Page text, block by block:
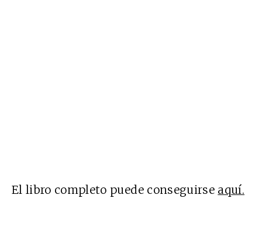
El libro completo puede conseguirse aquí.